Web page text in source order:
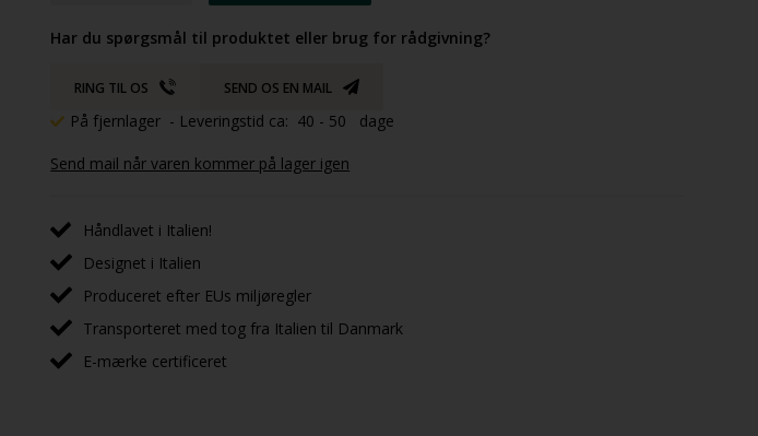
Har du spørgsmål til produktet eller brug for rådgivning?
RING TIL OS SEND OS EN MAIL
På fjernlager - Leveringstid ca: 40 - 50 dage
Send mail når varen kommer på lager igen
Håndlavet i Italien!
Designet i Italien
Produceret efter EUs miljøregler
Transporteret med tog fra Italien til Danmark
E-mærke certificeret